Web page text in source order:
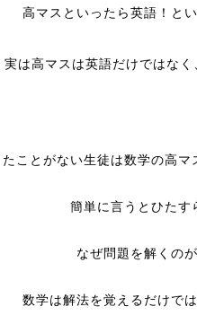
高マスといったら英語！と
実は高マスは英語だけではなく
ことがない生徒は数学の高マ
簡単に言うとひたす
なぜ問題を解くの
数学は解法を覚えるだけで